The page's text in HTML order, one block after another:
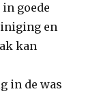
goede
en
kan
in de was